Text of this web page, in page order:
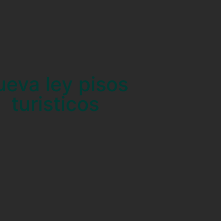
ley pisos
turisticos